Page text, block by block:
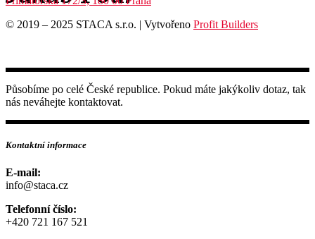
© 2019 – 2025 STACA s.r.o. | Vytvořeno Profit Builders
Působíme po celé České republice. Pokud máte jakýkoliv dotaz, tak
nás neváhejte kontaktovat.
Kontaktní informace
E-mail:
info@staca.cz
Telefonní číslo:
+420 721 167 521